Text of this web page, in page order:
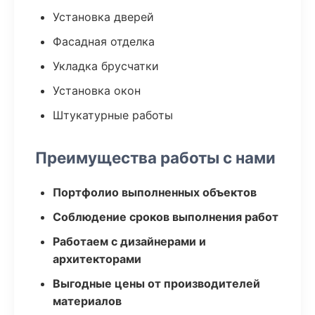
Установка дверей
Фасадная отделка
Укладка брусчатки
Установка окон
Штукатурные работы
Преимущества работы с нами
Портфолио выполненных объектов
Соблюдение сроков выполнения работ
Работаем с дизайнерами и
архитекторами
Выгодные цены от производителей
материалов